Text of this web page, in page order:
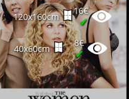
120x160cm
16€
✔
40x60cm
8€
✔